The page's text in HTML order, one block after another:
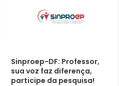
Sinproep-DF: Professor,
sua voz faz diferença,
participe da pesquisa!